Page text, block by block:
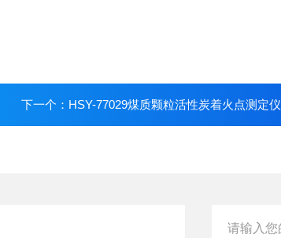
下一个： HSY-77029煤质颗粒活性炭着火点测定仪